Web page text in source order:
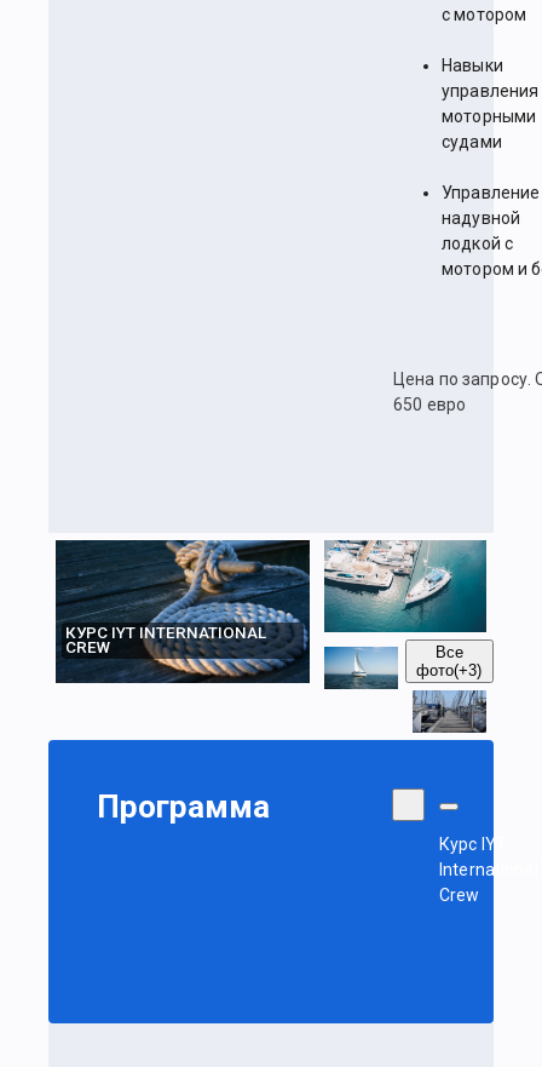
с мотором
Навыки
управления
моторными
судами
Управление
надувной
лодкой с
мотором и
Цена по запросу.
650 евро
КУРС IYT INTERNATIONAL
CREW
Все
фото(+3)
Программа
Курс IYT
International
Crew